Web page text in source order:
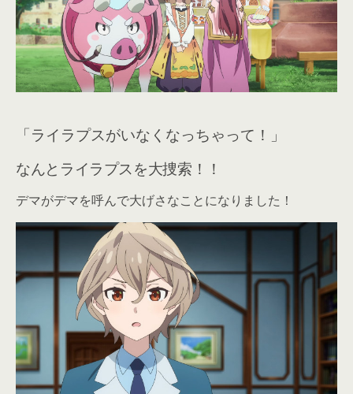
「ライラプスがいなくなっちゃって！」
なんとライラプスを大捜索！！
デマがデマを呼んで大げさなことになりました！